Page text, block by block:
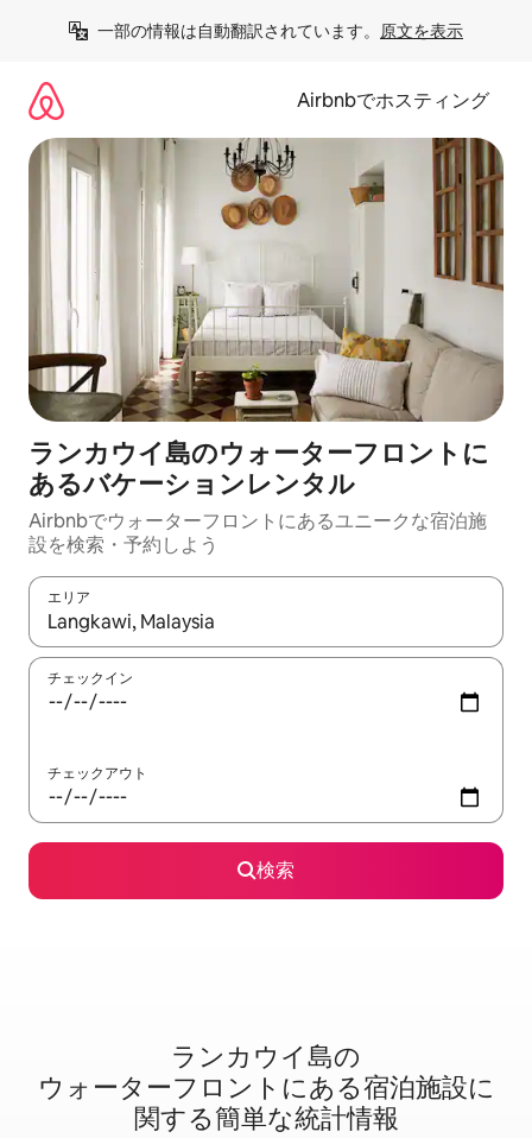
一部の情報は自動翻訳されています。 原文を表示
Airbnbでホスティング
ランカウイ島のウォーターフロントに
あるバケーションレンタル
Airbnbでウォーターフロントにあるユニークな宿泊施
設を検索・予約しよう
エリア
検索結果が表示されたら、上下の矢印キーを使って移動するか
チェックイン
チェックアウト
検索
ランカウイ島の
ウ⁠ォ⁠ー⁠タ⁠ー⁠フ⁠ロ⁠ン⁠ト⁠に⁠あ⁠る宿⁠泊⁠施⁠設⁠に
関⁠す⁠る簡⁠単⁠な統⁠計⁠情⁠報